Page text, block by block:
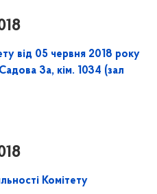
від 05 червня 2018 року
3а, кім. 1034 (зал
Комітету